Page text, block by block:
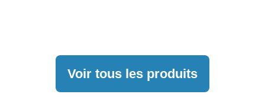
Voir tous les produits